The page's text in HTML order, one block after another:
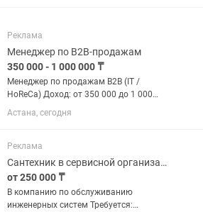
Реклама
Менеджер по B2B-продажам
350 000 - 1 000 000 ₸
Менеджер по продажам B2B (IT /
HoReCa) Доход: от 350 000 до 1 000
000+ тг на руки RestoIT — официальный
партнер iiko в Казахстане. Мы
кофейни, бары и другие...
Астана, сегодня
Реклама
Сантехник в сервисной организации
от 250 000 ₸
В компанию по обслуживанию
инженерных систем Требуется: